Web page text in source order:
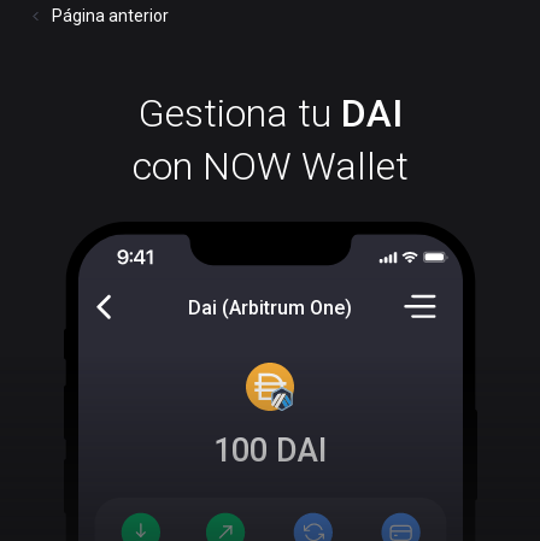
Página anterior
Gestiona tu DAI
con NOW Wallet
Dai (Arbitrum One)
100 DAI